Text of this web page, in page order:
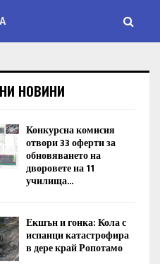
НОВИНИ
Конкурсна комисия
отвори 33 оферти за
обновяването на
дворовете на 11
училища...
Екшън и гонка: Кола с
испанци катастрофира
в дере край Ропотамо